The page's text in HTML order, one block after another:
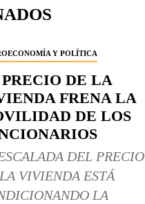
Y POLÍTICA
DE LA
FRENA LA
DE LOS
DEL PRECIO
VIVIENDA ESTÁ
LA